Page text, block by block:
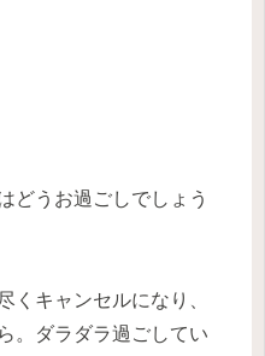
どうお過ごしでしょう
くキャンセルになり、
。ダラダラ過ごしてい